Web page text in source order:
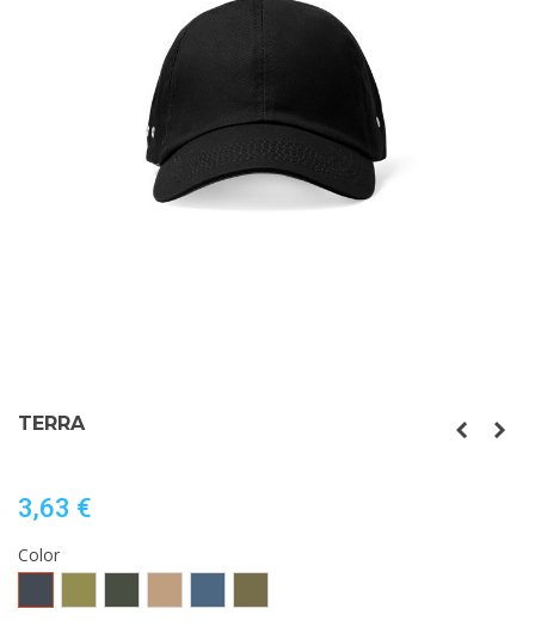
TERRA
3,63 €
Color
MILITAROSCURO
DENIM